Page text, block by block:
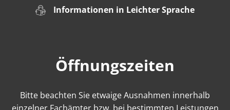
Informationen in Leichter Sprache
Öffnungszeiten
Bitte beachten Sie etwaige Ausnahmen innerhalb